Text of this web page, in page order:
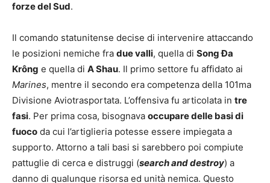
forze del Sud.
Il comando statunitense decise di intervenire attaccando
le posizioni nemiche fra due valli, quella di Song Đa
Krông e quella di A Shau. Il primo settore fu affidato ai
Marines, mentre il secondo era competenza della 101ma
Divisione Aviotrasportata. L’offensiva fu articolata in tre
fasi. Per prima cosa, bisognava occupare delle basi di
fuoco da cui l’artiglieria potesse essere impiegata a
supporto. Attorno a tali basi si sarebbero poi compiute
pattuglie di cerca e distruggi (search and destroy) a
danno di qualunque risorsa ed unità nemica. Questo